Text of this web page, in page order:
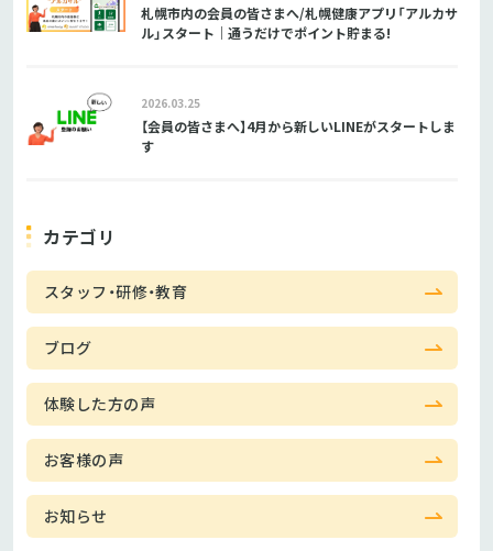
札幌市内の会員の皆さまへ/札幌健康アプリ「アルカサ
ル」スタート｜通うだけでポイント貯まる!
2026.03.25
【会員の皆さまへ】4月から新しいLINEがスタートしま
す
カテゴリ
スタッフ・研修・教育
ブログ
体験した方の声
お客様の声
お知らせ